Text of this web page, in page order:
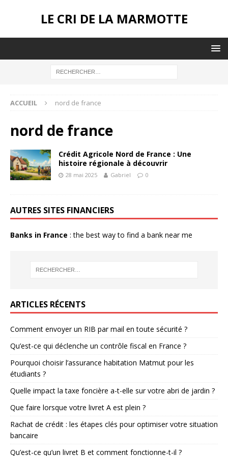
LE CRI DE LA MARMOTTE
ACCUEIL nord de france
nord de france
Crédit Agricole Nord de France : Une
histoire régionale à découvrir
28 mai 2025 Gabriel 0
AUTRES SITES FINANCIERS
Banks in France : the best way to find a bank near me
ARTICLES RÉCENTS
Comment envoyer un RIB par mail en toute sécurité ?
Qu’est-ce qui déclenche un contrôle fiscal en France ?
Pourquoi choisir l’assurance habitation Matmut pour les
étudiants ?
Quelle impact la taxe foncière a-t-elle sur votre abri de jardin ?
Que faire lorsque votre livret A est plein ?
Rachat de crédit : les étapes clés pour optimiser votre situation
bancaire
Qu’est-ce qu’un livret B et comment fonctionne-t-il ?